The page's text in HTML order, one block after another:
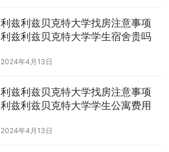
利兹利兹贝克特大学找房注意事项
利兹利兹贝克特大学学生宿舍贵吗
2024年4月13日
利兹利兹贝克特大学找房注意事项
利兹利兹贝克特大学学生公寓费用
2024年4月13日